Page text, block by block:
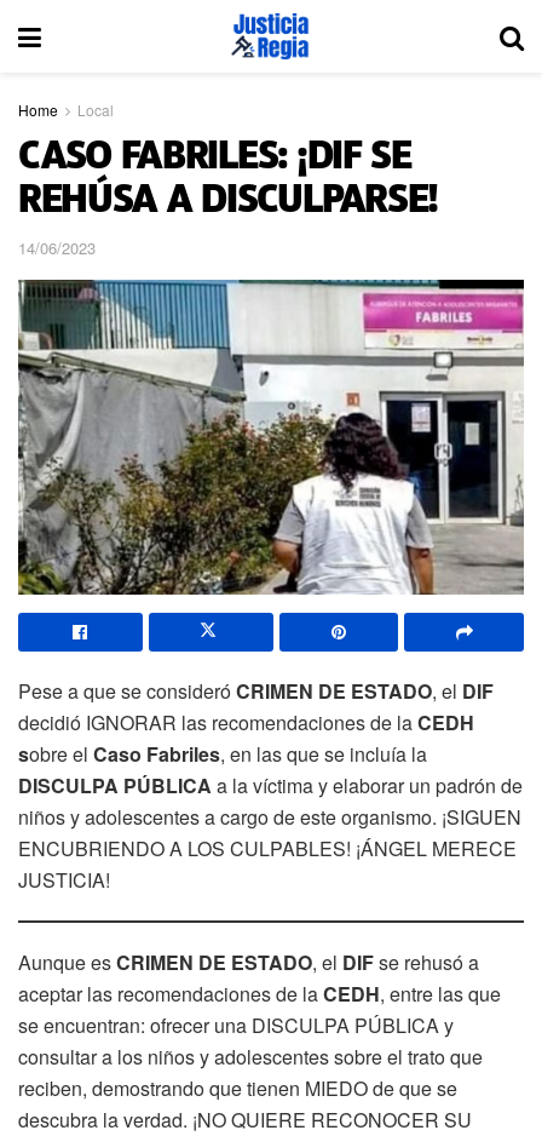
Home Local
CASO FABRILES: ¡DIF SE
REHÚSA A DISCULPARSE!
14/06/2023
Pese a que se consideróCRIMEN DE ESTADO, el DIF
decidió IGNORAR las recomendaciones de laCEDH
sobre el Caso Fabriles, en las que se incluía la
DISCULPA PÚBLICA a la víctima y elaborar un padrón de
niños y adolescentes a cargo de este organismo. ¡SIGUEN
ENCUBRIENDO A LOS CULPABLES! ¡ÁNGEL MERECE
JUSTICIA!
Aunque esCRIMEN DE ESTADO, el DIFse rehusó a
aceptar las recomendaciones de laCEDH, entre las que
se encuentran: ofrecer una DISCULPA PÚBLICA y
consultar a los niños y adolescentes sobre el trato que
reciben, demostrando que tienen MIEDO de que se
descubra la verdad. ¡NO QUIERE RECONOCER SU